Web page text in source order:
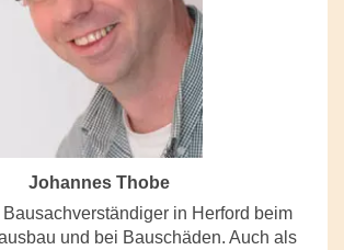
Johannes Thobe
Bausachverständiger in Herford beim
und bei Bauschäden. Auch als